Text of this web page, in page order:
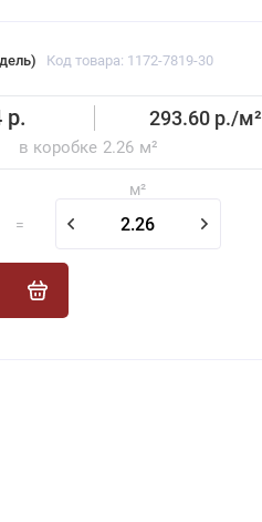
Код товара: 1172-7819-30
р. 293.60 р./м²
в коробке 2.26 м²
=
м²